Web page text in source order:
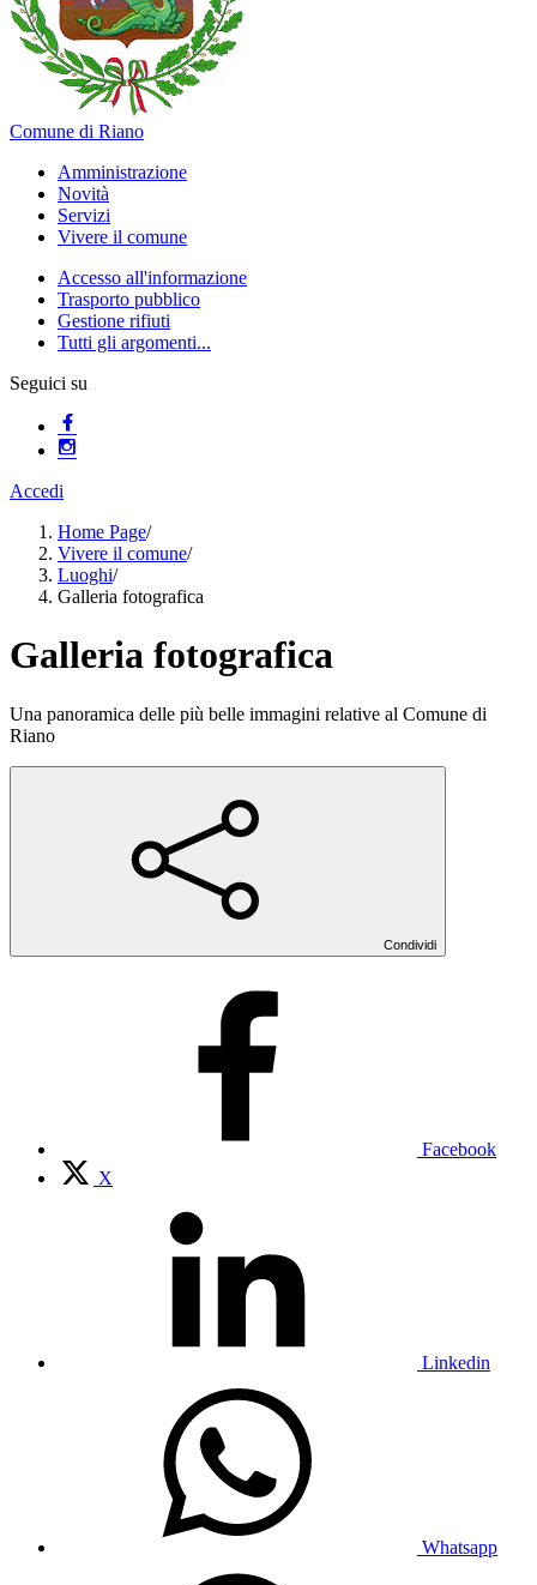
Comune di Riano
Amministrazione
Novità
Servizi
Vivere il comune
Accesso all'informazione
Trasporto pubblico
Gestione rifiuti
Tutti gli argomenti...
Seguici su
Accedi
Home Page/
Vivere il comune/
Luoghi/
Galleria fotografica
Galleria fotografica
Una panoramica delle più belle immagini relative al Comune di
Riano
Condividi
Facebook
X
Linkedin
Whatsapp